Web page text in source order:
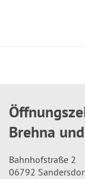
Brehna
Bahnhofstraße 2
06792